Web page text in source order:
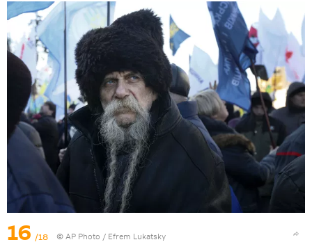
16 /18 © AP Photo / Efrem Lukatsky